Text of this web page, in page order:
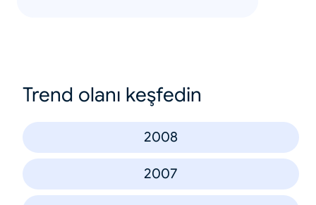
Trend olanı keşfedin
2008
2007